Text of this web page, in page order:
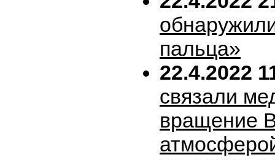
пальца»
22.4.2022
связали
вращение